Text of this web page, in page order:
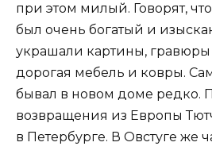
при этом милый. Говорят,
был очень богатый и
украшали картины, гравюры
дорогая мебель и ковры.
бывал в новом доме редко.
возвращения из Европы
в Петербурге. В Овстуге же